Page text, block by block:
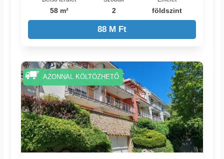
58 m² 2 földszint
88 M Ft
AZONNAL KÖLTÖZHETŐ